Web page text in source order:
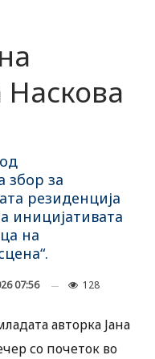
Наскова
збор за
резиденција
иницијативата
на
07:56 128
авторка Јана
со почеток во